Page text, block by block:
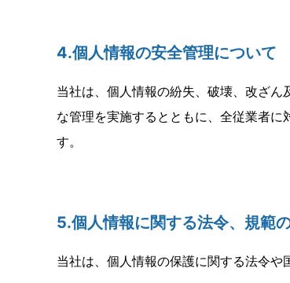
4.個人情報の安全管理について
当社は、個人情報の紛失、破壊、改ざ
な管理を実施するとともに、全従業者
す。
5.個人情報に関する法令、規範
当社は、個人情報の保護に関する法令や